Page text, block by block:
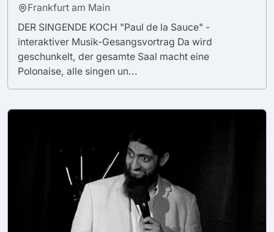
Frankfurt am Main
DER SINGENDE KOCH "Paul de la Sauce" -
interaktiver Musik-Gesangsvortrag Da wird
geschunkelt, der gesamte Saal macht eine
Polonaise, alle singen un...